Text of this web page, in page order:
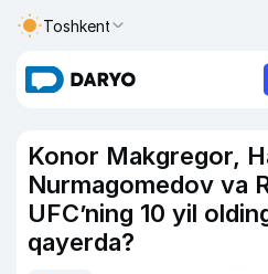
Toshkent
Konor Makgregor,
Nurmagomedov va
UFC’ning 10 yil
qayerda?